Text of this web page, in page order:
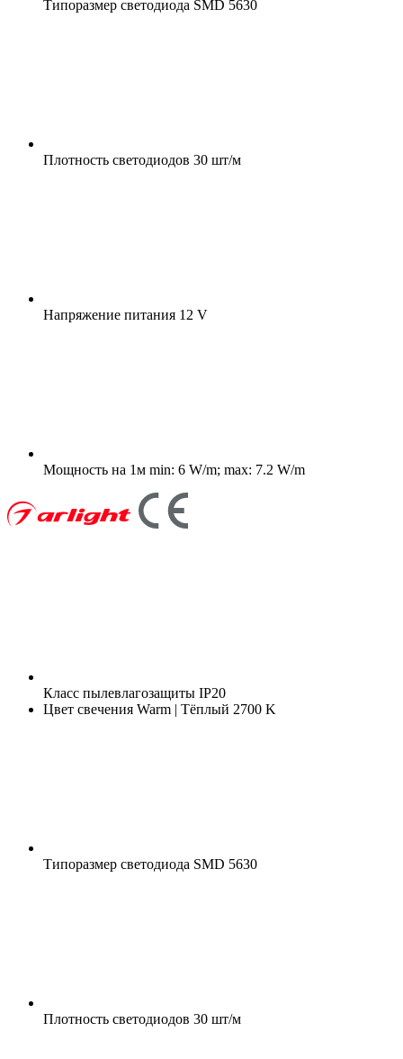
Типоразмер светодиода SMD 5630
Плотность светодиодов 30 шт/м
Напряжение питания 12 V
Мощность на 1м min: 6 W/m; max: 7.2 W/m
Класс пылевлагозащиты IP20
Цвет свечения Warm | Тёплый 2700 K
Типоразмер светодиода SMD 5630
Плотность светодиодов 30 шт/м